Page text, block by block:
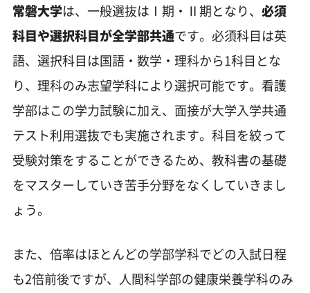
常磐大学は、一般選抜はⅠ期・Ⅱ期となり、 必須
科目や選択科目が全学部共通です。必須科目は英
語、選択科目は国語・数学・理科から1科目とな
り、理科のみ志望学科により選択可能です。看護
学部はこの学力試験に加え、面接が大学入学共通
テスト利用選抜でも実施されます。科目を絞って
受験対策をすることができるため、教科書の基礎
をマスターしていき苦手分野をなくしていきまし
ょう。
また、倍率はほとんどの学部学科でどの入試日程
も2倍前後ですが、人間科学部の健康栄養学科のみ